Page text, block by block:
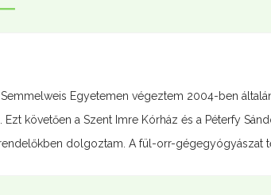
Semmelweis Egyetemen végeztem 2004-ben
követően a Szent Imre Kórház és a Péterfy
dolgoztam. A fül-orr-gégegyógyászat